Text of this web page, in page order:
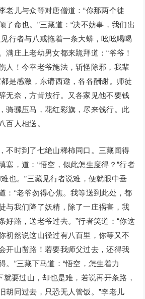
儿与众等对唐僧道：“你那两个徒
了命也。”三藏道：“决不妨事，我们出
行者与八戒拖着一条大蟒，吆吆喝喝
满庄上老幼男女都来跪拜道：“爷爷！
人！今幸老爷施法，斩怪除邪，我辈
是感激，东请西邀，各各酬谢。师徒
无奈，方肯放行。又各家见他不要钱
骑骡压马，花红彩旗，尽来饯行。此
百人相送。
时到了七绝山稀柿同口。三藏闻得
塞，道：“悟空，似此怎生度得？”行者
也。”三藏见行者说难，便就眼中垂
：“老爷勿得心焦。我等送到此处，都
与我们降了妖精，除了一庄祸害，我
好路，送老爷过去。”行者笑道：“你这
初然说这山径过有八百里，你等又不
开山凿路！若要我师父过去，还得我
。”三藏下马道：“悟空，怎生着力
就要过山，却也是难，若说再开条路，
胡同过去，只恐无人管饭。”李老儿